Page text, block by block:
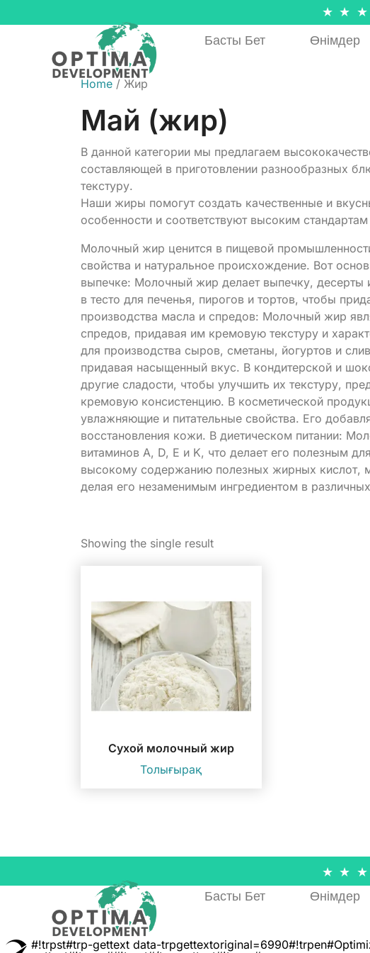
★ ★ ★
Басты Бет
Өнімдер
Home / Жир
Май (жир)
В данной категории мы предлагаем
составляющей в приготовлении разнообразных
текстуру.
Наши жиры помогут создать качественные и
особенности и соответствуют высоким
Молочный жир ценится в пищевой
свойства и натуральное происхождение. Вот
выпечке: Молочный жир делает выпечку,
в тесто для печенья, пирогов и тортов, чтобы
производства масла и спредов: Молочный жир
спредов, придавая им кремовую текстуру и
для производства сыров, сметаны, йогуртов и
придавая насыщенный вкус. В кондитерской и
другие сладости, чтобы улучшить их текстуру,
кремовую консистенцию. В косметической
увлажняющие и питательные свойства. Его
восстановления кожи. В диетическом питании:
витаминов A, D, E и K, что делает его полезным
высокому содержанию полезных жирных кислот,
делая его незаменимым ингредиентом в
Showing the single result
Сухой молочный жир
Толығырақ
★ ★ ★
Басты Бет
Өнімдер
#!trpst#trp-gettext data-